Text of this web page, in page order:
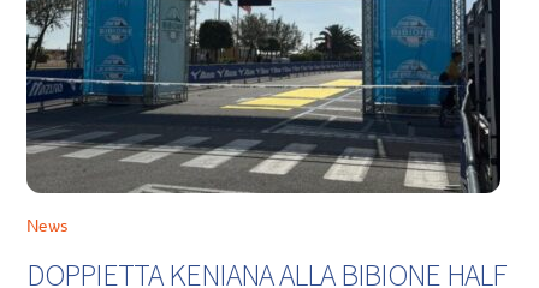
News
DOPPIETTA KENIANA ALLA BIBIONE HALF